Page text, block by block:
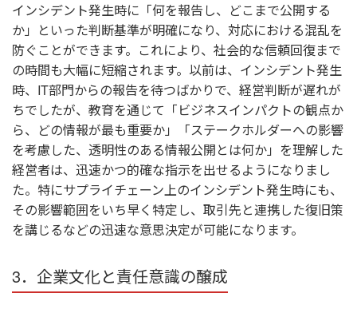
インシデント発生時に「何を報告し、どこまで公開する
か」といった判断基準が明確になり、対応における混乱を
防ぐことができます。これにより、社会的な信頼回復まで
の時間も大幅に短縮されます。以前は、インシデント発生
時、 IT部門からの報告を待つばかりで、経営判断が遅れが
ちでしたが、教育を通じて「ビジネスインパクトの観点か
ら、どの情報が最も重要か」「ステークホルダーへの影響
を考慮した、透明性のある情報公開とは何か」を理解した
経営者は、迅速かつ的確な指示を出せるようになりまし
た。特にサプライチェーン上のインシデント発生時にも、
その影響範囲をいち早く特定し、取引先と連携した復旧策
を講じるなどの迅速な意思決定が可能になります。
3．企業文化と責任意識の醸成